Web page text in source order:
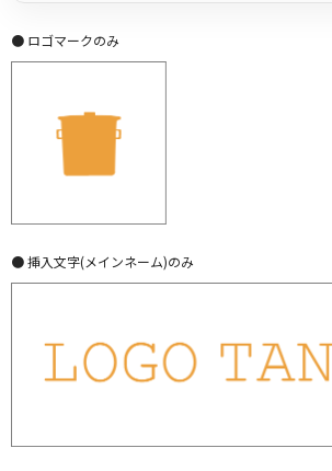
● ロゴマークのみ
● 挿入文字(メインネーム)のみ